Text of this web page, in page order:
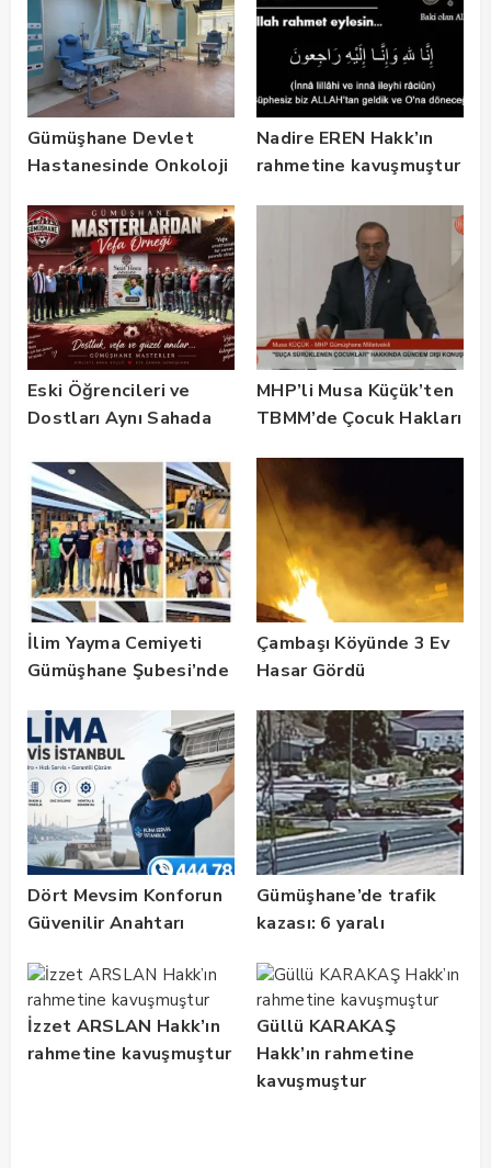
Gümüşhane Devlet
Hastanesinde Onkoloji
Hastaya Hizmet Verdi
Nadire EREN Hakk’ın
rahmetine kavuşmuştur
Eski Öğrencileri ve
Dostları Aynı Sahada
Unutulmadı
MHP’li Musa Küçük’ten
TBMM’de Çocuk Hakları
Vurgusu
İlim Yayma Cemiyeti
Gümüşhane Şubesi’nde
Coşkusu
Çambaşı Köyünde 3 Ev
Hasar Gördü
Dört Mevsim Konforun
Güvenilir Anahtarı
Gümüşhane’de trafik
kazası: 6 yaralı
İzzet ARSLAN Hakk’ın
rahmetine kavuşmuştur
Güllü KARAKAŞ
Hakk’ın rahmetine
kavuşmuştur